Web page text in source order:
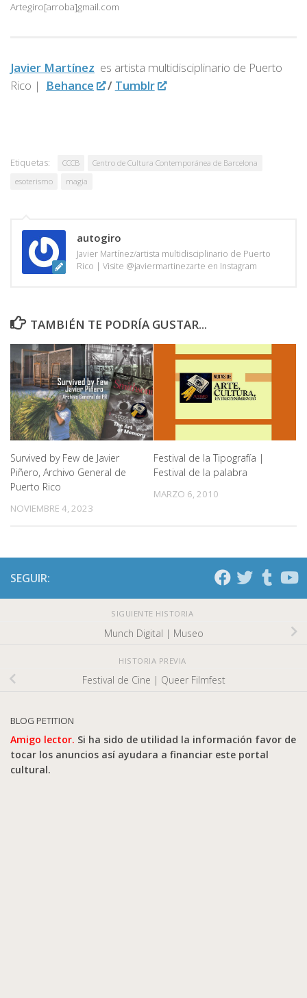
Artegiro[arroba]gmail.com
Javier Martínez es artista multidisciplinario de Puerto
Rico |
Behance / Tumblr
Etiquetas: CCCB
Centro de Cultura Contemporánea de Barcelona
esoterismo
magia
autogiro
Javier Martínez/artista multidisciplinario de Puerto
Rico | Visite @javiermartinezarte en Instagram
TAMBIÉN TE PODRÍA GUSTAR...
Survived by Few de Javier
Piñero, Archivo General de
Puerto Rico
NOVIEMBRE 4, 2023
Festival de la Tipografía |
Festival de la palabra
MARZO 6, 2010
SEGUIR:
SIGUIENTE HISTORIA
Munch Digital | Museo
HISTORIA PREVIA
Festival de Cine | Queer Filmfest
BLOG PETITION
Amigo lector. Si ha sido de utilidad la información favor de
tocar los anuncios así ayudara a financiar este portal
cultural.